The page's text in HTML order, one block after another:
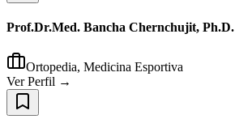
Prof.Dr.Med. Bancha Chernchujit, Ph.D.
Ortopedia, Medicina Esportiva
Ver Perfil →